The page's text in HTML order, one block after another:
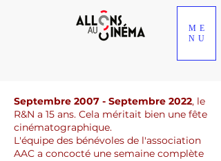
ME
NU
Septembre 2007 - Septembre 2022, le
R&N a 15 ans. Cela méritait bien une fête
cinématographique.
L'équipe des bénévoles de l'association
AAC a concocté une semaine complète